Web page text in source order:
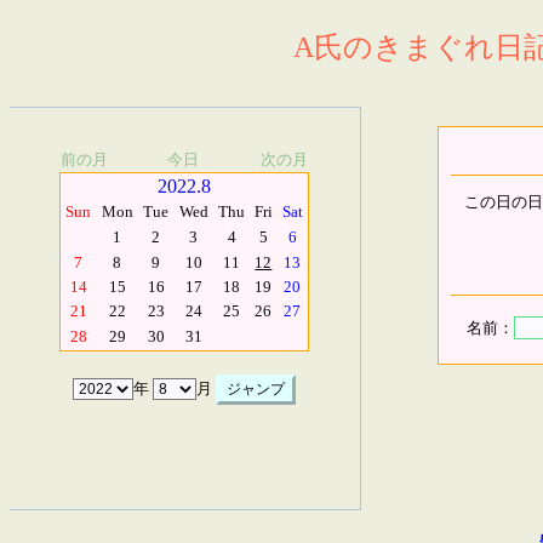
A氏のきまぐれ日
前の月 今日 次の月
2022.8
Sun Mon Tue Wed Thu Fri Sat
1
2 3 4 5
6
7
8 9 10 11 12
13
14
15 16 17 18 19
20
21
22 23 24 25 26
27
28
29 30 31
年 月
この日の
名前：